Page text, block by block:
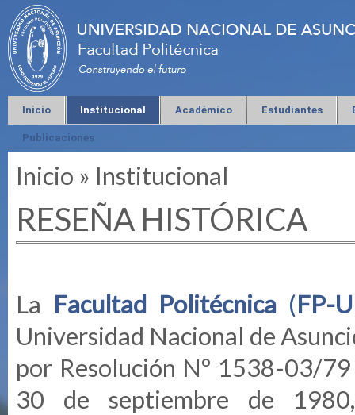
Inicio Institucional Académico Estudiantes
Publicaciones
Se encuentra usted aquí
Inicio » Institucional
RESEÑA HISTÓRICA
La Facultad Politécnica (FP-
Universidad Nacional de
por Resolución Nº 1538-03/
30 de septiembre de